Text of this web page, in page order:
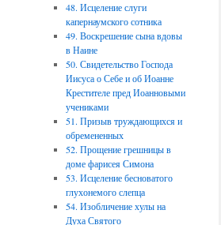
48. Исцеление слуги
капернаумского сотника
49. Воскрешение сына вдовы
в Наине
50. Свидетельство Господа
Иисуса о Себе и об Иоанне
Крестителе пред Иоанновыми
учениками
51. Призыв труждающихся и
обремененных
52. Прощение грешницы в
доме фарисея Симона
53. Исцеление бесноватого
глухонемого слепца
54. Изобличение хулы на
Духа Святого